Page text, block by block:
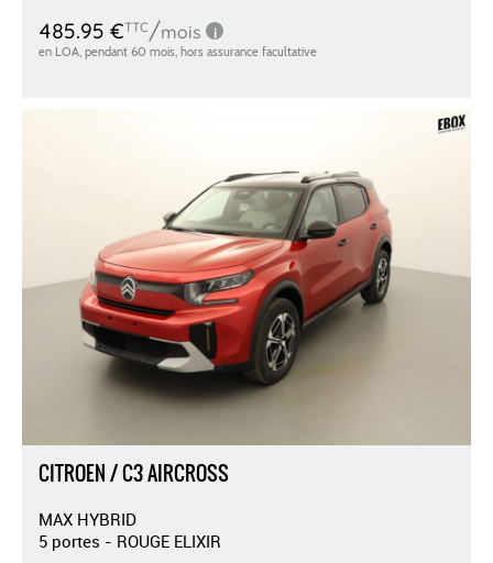
CITROEN / C3 AIRCROSS
MAX HYBRID
5 portes - ROUGE ELIXIR